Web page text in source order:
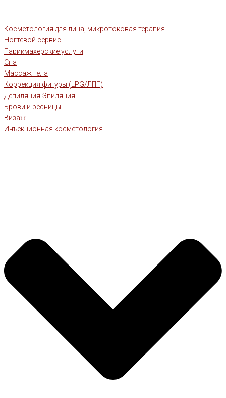
Косметология для лица, микротоковая терапия
Ногтевой сервис
Парикмахерские услуги
Спа
Массаж тела
Коррекция фигуры (LPG/ЛПГ)
Депиляция-Эпиляция
Брови и ресницы
Визаж
Инъекционная косметология